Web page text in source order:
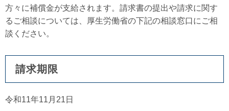
方々に補償金が支給されます。請求書の提出や請求に関す
るご相談については、厚生労働省の下記の相談窓口にご相
談ください。
請求期限
令和11年11月21日